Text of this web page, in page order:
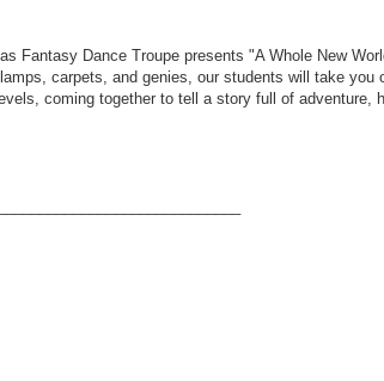
Fantasy Dance Troupe presents "A Whole New
carpets, and genies, our students will take you
coming together to tell a story full of adventure,